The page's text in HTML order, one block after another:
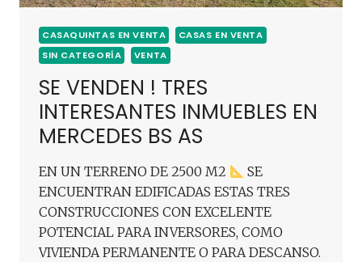
CASAQUINTAS EN VENTA
CASAS EN VENTA
SIN CATEGORÍA
VENTA
SE VENDEN ! TRES
INTERESANTES INMUEBLES EN
MERCEDES BS AS
EN UN TERRENO DE 2500 M2
SE
ENCUENTRAN EDIFICADAS ESTAS TRES
CONSTRUCCIONES CON EXCELENTE
POTENCIAL PARA INVERSORES, COMO
VIVIENDA PERMANENTE O PARA DESCANSO.